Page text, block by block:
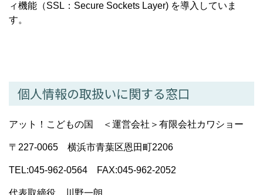
ィ機能（SSL：Secure Sockets Layer) を導入していま
す。
個人情報の取扱いに関する窓口
アット！こどもの国 ＜運営会社＞有限会社カワショー
〒227‐0065 横浜市青葉区恩田町2206
TEL:045-962-0564 FAX:045-962-2052
代表取締役 川野一朗